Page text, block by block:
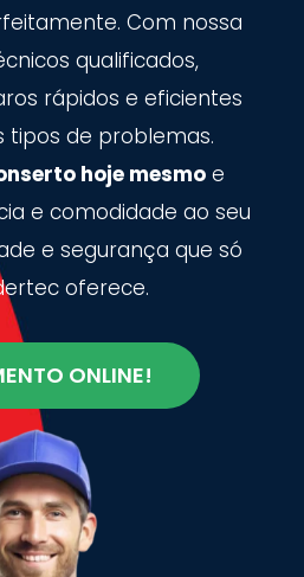
Com nossa
qualificados,
rápidos e eficientes
tipos de problemas.
hoje mesmoe
e comodidade ao seu
e segurança que só
oferece.
ONLINE!